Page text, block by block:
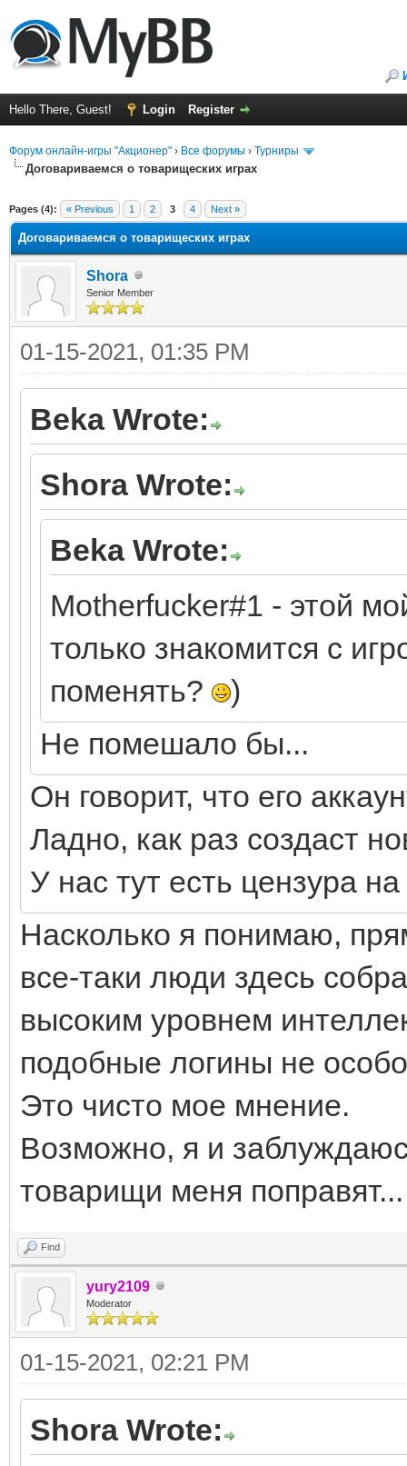
Hello There, Guest! Login Register
Форум онлайн-игры "Акционер" › Все форумы › Турниры
Договариваемся о товарищеских играх
Pages (4): « Previous 1 2 3 4 Next »
Договариваемся о товарищеских играх
Shora
Senior Member
01-15-2021, 01:35 PM
Beka Wrote:
Shora Wrote:
Beka Wrote:
Motherfucker#1 - этой
только знакомится с
поменять?
)
Не помешало бы...
Он говорит, что его
Ладно, как раз создаст
У нас тут есть цензура
Насколько я понимаю,
все-таки люди здесь
высоким уровнем
подобные логины не
Это чисто мое мнение.
Возможно, я и
товарищи меня поправят...
Find
yury2109
Moderator
01-15-2021, 02:21 PM
Shora Wrote: